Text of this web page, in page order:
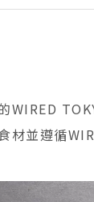
WIRED
材並遵循